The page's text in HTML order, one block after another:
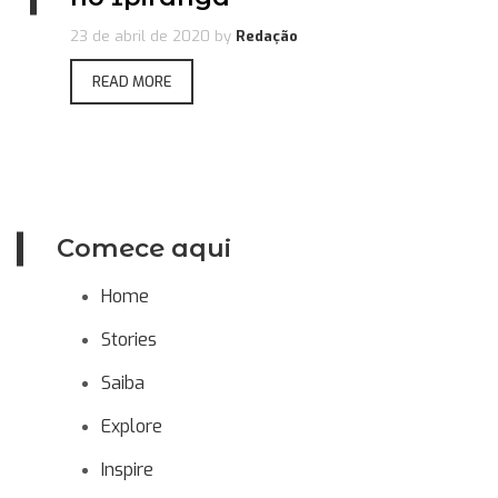
Comece aqui
Home
Stories
Saiba
Explore
Inspire
23 de abril de 2020 by Redação
READ MORE